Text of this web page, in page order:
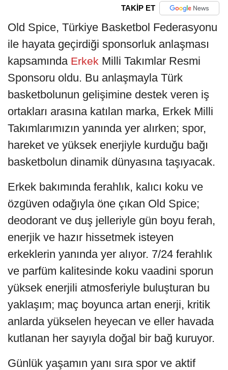
TAKİP ET
Old Spice, Türkiye Basketbol Federasyonu
ile hayata geçirdiği sponsorluk anlaşması
kapsamında Erkek Milli Takımlar Resmi
Sponsoru oldu. Bu anlaşmayla Türk
basketbolunun gelişimine destek veren iş
ortakları arasına katılan marka, Erkek Milli
Takımlarımızın yanında yer alırken; spor,
hareket ve yüksek enerjiyle kurduğu bağı
basketbolun dinamik dünyasına taşıyacak.
Erkek bakımında ferahlık, kalıcı koku ve
özgüven odağıyla öne çıkan Old Spice;
deodorant ve duş jelleriyle gün boyu ferah,
enerjik ve hazır hissetmek isteyen
erkeklerin yanında yer alıyor. 7/24 ferahlık
ve parfüm kalitesinde koku vaadini sporun
yüksek enerjili atmosferiyle buluşturan bu
yaklaşım; maç boyunca artan enerji, kritik
anlarda yükselen heyecan ve eller havada
kutlanan her sayıyla doğal bir bağ kuruyor.
Günlük yaşamın yanı sıra spor ve aktif